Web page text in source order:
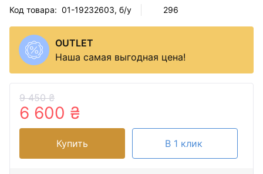
Код товара: 01-19232603, б/у 296
OUTLET
Наша самая выгодная цена!
9 450 ₴
6 600 ₴
Купить В 1 клик